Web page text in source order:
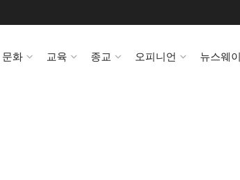
문화 교육 종교 오피니언 뉴스웨